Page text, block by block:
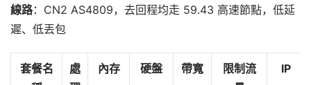
線路：CN2 AS4809，去回程均走 59.43 高速節點，低延
遲、低丟包
套餐名
處
內存 硬盤 帶寬
限制流
IP